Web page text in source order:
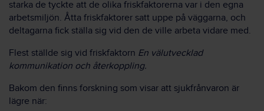
starka de tyckte att de olika friskfaktorerna var i den egna
arbetsmiljön. Åtta friskfaktorer satt uppe på väggarna, och
deltagarna fick ställa sig vid den de ville arbeta vidare med.
Flest ställde sig vid friskfaktorn En välutvecklad
kommunikation och återkoppling.
Bakom den finns forskning som visar att sjukfrånvaron är
lägre när: